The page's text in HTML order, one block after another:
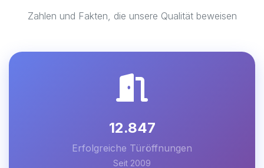
Zahlen und Fakten, die unsere Qualität beweisen
12.847
Erfolgreiche Türöffnungen
Seit 2009